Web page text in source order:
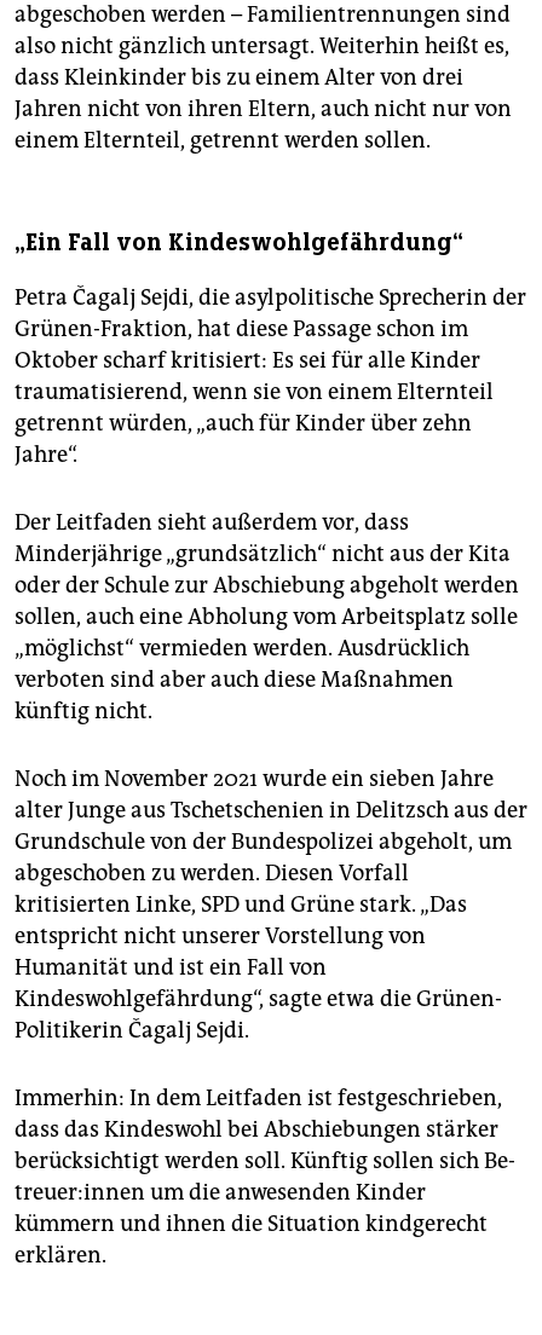
abgeschoben werden – Familientrennungen sind
also nicht gänzlich untersagt. Weiterhin heißt es,
dass Kleinkinder bis zu einem Alter von drei
Jahren nicht von ihren Eltern, auch nicht nur von
einem Elternteil, getrennt werden sollen.
„Ein Fall von Kindeswohlgefährdung“
Petra Čagalj Sejdi, die asylpolitische Sprecherin der
Grünen-Fraktion, hat diese Passage schon im
Oktober scharf kritisiert: Es sei für alle Kinder
traumatisierend, wenn sie von einem Elternteil
getrennt würden, „auch für Kinder über zehn
Jahre“.
Der Leitfaden sieht außerdem vor, dass
Minderjährige „grundsätzlich“ nicht aus der Kita
oder der Schule zur Abschiebung abgeholt werden
sollen, auch eine Abholung vom Arbeitsplatz solle
„möglichst“ vermieden werden. Ausdrücklich
verboten sind aber auch diese Maßnahmen
künftig nicht.
Noch im November 2021 wurde ein sieben Jahre
alter Junge aus Tsche­tschenien in Delitzsch aus der
Grundschule von der Bundespolizei abgeholt, um
abgeschoben zu werden. Diesen Vorfall
kritisierten Linke, SPD und Grüne stark. „Das
entspricht nicht unserer Vorstellung von
Humanität und ist ein Fall von
Kindeswohlgefährdung“, sagte etwa die Grünen-
Politikerin Čagalj Sejdi.
Immerhin: In dem Leitfaden ist festgeschrieben,
dass das Kindeswohl bei Abschiebungen stärker
berücksichtigt werden soll. Künftig sollen sich Be­
treue­r:in­nen um die anwesenden Kinder
kümmern und ihnen die Situation kindgerecht
erklären.